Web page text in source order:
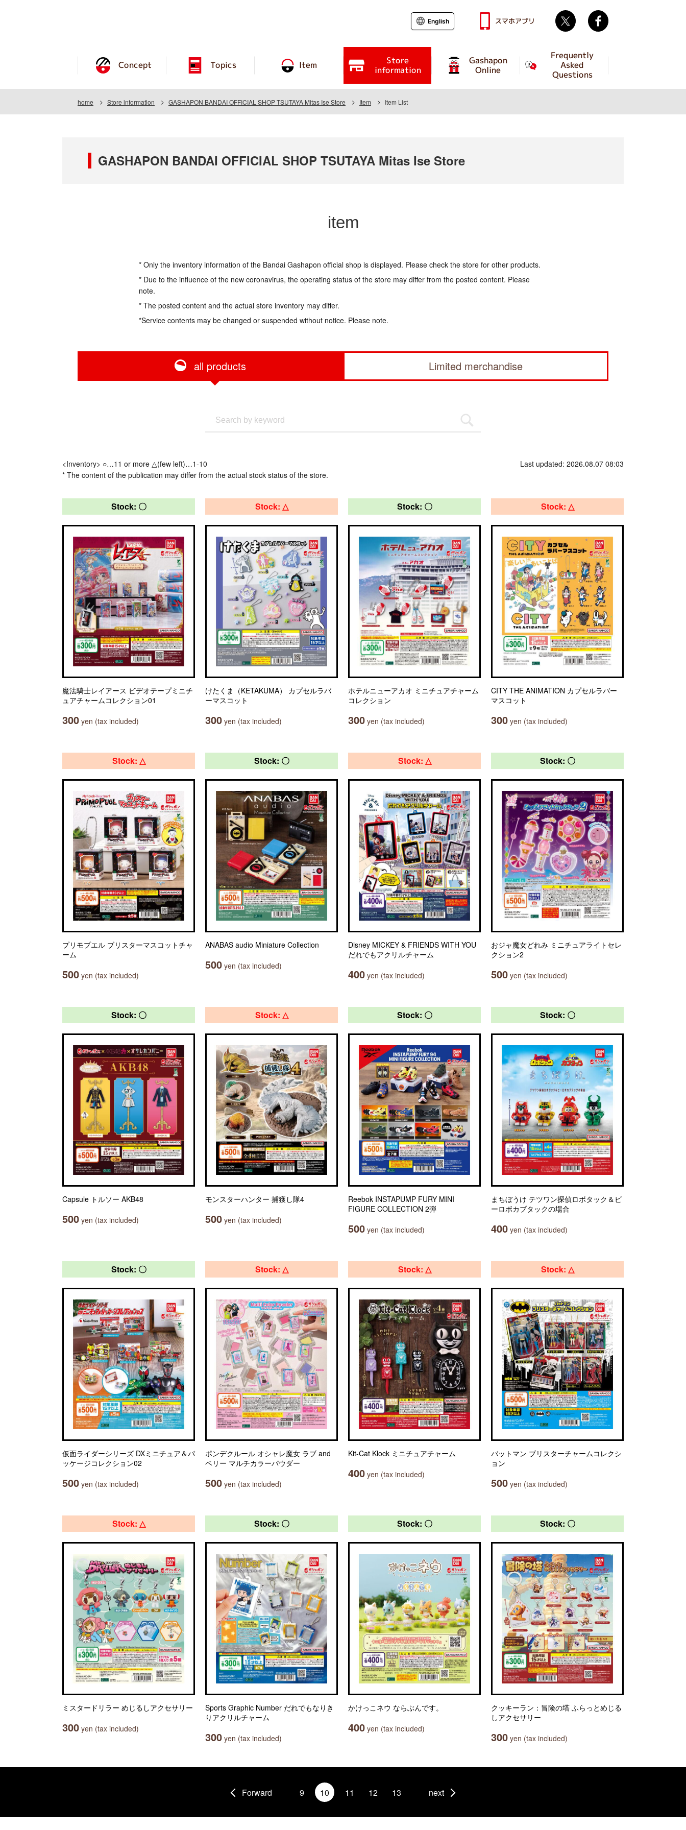
Concept Topics Item Store
information
Gashapon
Online
Frequently
Asked
Questions
English スマホアプリ Twitter
home Store information GASHAPON BANDAI OFFICIAL SHOP TSUTAYA Mitas Ise Store Item Item List
GASHAPON BANDAI OFFICIAL SHOP TSUTAYA Mitas Ise Store
item
* Only the inventory information of the Bandai Gashapon official shop is displayed. Please check the store for other products.
* Due to the influence of the new coronavirus, the operating status of the store may differ from the posted content. Please
note.
* The posted content and the actual store inventory may differ.
*Service contents may be changed or suspended without notice. Please note.
all products Limited merchandise
<Inventory> ○…11 or more △(few left)…1-10
* The content of the publication may differ from the actual stock status of the store.
Last updated: 2026.08.07 08:03
Stock: 〇
魔法騎士レイアース ビデオテープミニチ
ュアチャームコレクション01
300 yen (tax included)
Stock: △
けたくま（KETAKUMA） カプセルラバ
ーマスコット
300 yen (tax included)
Stock: 〇
ホテルニューアカオ ミニチュアチャーム
コレクション
300 yen (tax included)
Stock: △
CITY THE ANIMATION カプセルラバー
マスコット
300 yen (tax included)
Stock: △
プリモプエル ブリスターマスコットチャ
ーム
500 yen (tax included)
Stock: 〇
ANABAS audio Miniature Collection
500 yen (tax included)
Stock: △
Disney MICKEY & FRIENDS WITH YOU
だれでもアクリルチャーム
400 yen (tax included)
Stock: 〇
おジャ魔女どれみ ミニチュアライトセレ
クション2
500 yen (tax included)
Stock: 〇
Capsule トルソー AKB48
500 yen (tax included)
Stock: △
モンスターハンター 捕獲し隊4
500 yen (tax included)
Stock: 〇
Reebok INSTAPUMP FURY MINI
FIGURE COLLECTION 2弾
500 yen (tax included)
Stock: 〇
まちぼうけ テツワン探偵ロボタック＆ビ
ーロボカブタックの場合
400 yen (tax included)
Stock: 〇
仮面ライダーシリーズ DXミニチュア＆パ
ッケージコレクション02
500 yen (tax included)
Stock: △
ポンデクルール オシャレ魔女 ラブ and
ベリー マルチカラーパウダー
500 yen (tax included)
Stock: △
Kit-Cat Klock ミニチュアチャーム
400 yen (tax included)
Stock: △
バットマン ブリスターチャームコレクシ
ョン
500 yen (tax included)
Stock: △
ミスタードリラー めじるしアクセサリー
300 yen (tax included)
Stock: 〇
Sports Graphic Number だれでもなりき
りアクリルチャーム
300 yen (tax included)
Stock: 〇
かけっこネウ ならぶんです。
400 yen (tax included)
Stock: 〇
クッキーラン：冒険の塔 ふらっとめじる
しアクセサリー
300 yen (tax included)
Forward 9 10 11 12 13 next